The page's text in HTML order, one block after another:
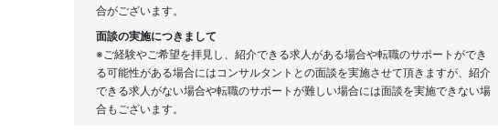
合がございます。
面談の実施につきまして
※ご経験やご希望を拝見し、紹介できる求人がある場合や転職のサポートができ
る可能性がある場合にはコンサルタントとの面談を実施させて頂きますが、紹介
できる求人がない場合や転職のサポートが難しい場合には面談を実施できない場
合もございます。